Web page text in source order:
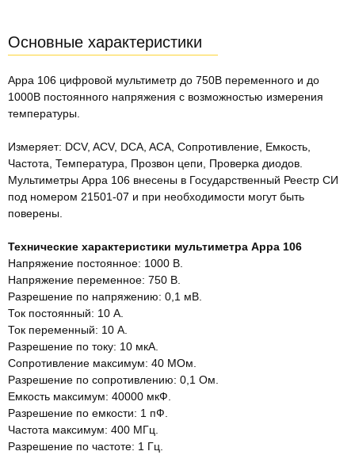
Основные характеристики
Appa 106 цифровой мультиметр до 750В переменного и до
1000В постоянного напряжения с возможностью измерения
температуры.
Измеряет: DCV, ACV, DCA, ACA, Сопротивление, Емкость,
Частота, Температура, Прозвон цепи, Проверка диодов.
Мультиметры Appa 106 внесены в Государственный Реестр СИ
под номером 21501-07 и при необходимости могут быть
поверены.
Технические характеристики мультиметра Appa 106
Напряжение постоянное: 1000 В.
Напряжение переменное: 750 В.
Разрешение по напряжению: 0,1 мВ.
Ток постоянный: 10 А.
Ток переменный: 10 А.
Разрешение по току: 10 мкА.
Сопротивление максимум: 40 МОм.
Разрешение по сопротивлению: 0,1 Ом.
Емкость максимум: 40000 мкФ.
Разрешение по емкости: 1 пФ.
Частота максимум: 400 МГц.
Разрешение по частоте: 1 Гц.